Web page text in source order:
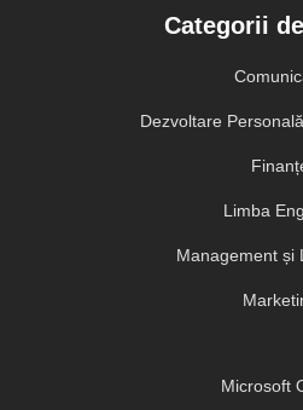
Categorii
Dezvoltare
Limba
Management și
Microsoft